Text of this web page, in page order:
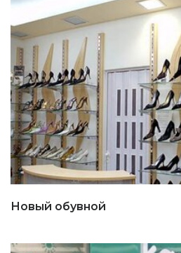
Новый обувной